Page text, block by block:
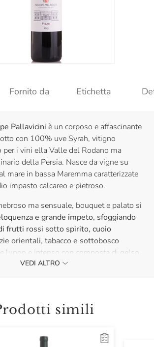
Fornito da Etichetta
Pallavicini è un corposo e affascinante
con 100% uve Syrah, vitigno
i vini ella Valle del Rodano ma
della Persia. Nasce da vigne su
mare in bassa Maremma caratterizzate
impasto calcareo e pietroso.
ma sensuale, bouquet e palato si
e grande impeto, sfoggiando
frutti rossi sotto spirito, cuoio
orientali, tabacco e sottobosco
lungo e intenso con composta di gelso,
verde in grani.
di carni rosse e formaggi
VEDI ALTRO
simili